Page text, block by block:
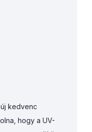
kedvenc
hogy a UV-